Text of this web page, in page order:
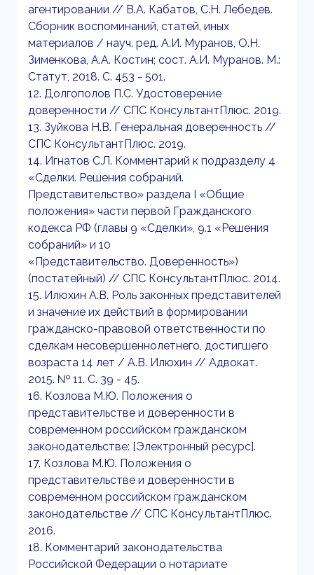
агентировании // В.А. Кабатов, С.Н. Лебедев.
Сборник воспоминаний, статей, иных
материалов / науч. ред. А.И. Муранов, О.Н.
Зименкова, А.А. Костин; сост. А.И. Муранов. М.:
Статут, 2018. С. 453 - 501.
12. Долгополов П.С. Удостоверение
доверенности // СПС КонсультантПлюс. 2019.
13. Зуйкова Н.В. Генеральная доверенность //
СПС КонсультантПлюс. 2019.
14. Игнатов С.Л. Комментарий к подразделу 4
«Сделки. Решения собраний.
Представительство» раздела I «Общие
положения» части первой Гражданского
кодекса РФ (главы 9 «Сделки», 9.1 «Решения
собраний» и 10
«Представительство. Доверенность»)
(постатейный) // СПС КонсультантПлюс. 2014.
15. Илюхин А.В. Роль законных представителей
и значение их действий в формировании
гражданско-правовой ответственности по
сделкам несовершеннолетнего, достигшего
возраста 14 лет / А.В. Илюхин // Адвокат.
2015. № 11. С. 39 - 45.
16. Козлова М.Ю. Положения о
представительстве и доверенности в
современном российском гражданском
законодательстве: [Электронный ресурс].
17. Козлова М.Ю. Положения о
представительстве и доверенности в
современном российском гражданском
законодательстве // СПС КонсультантПлюс.
2016.
18. Комментарий законодательства
Российской Федерации о нотариате